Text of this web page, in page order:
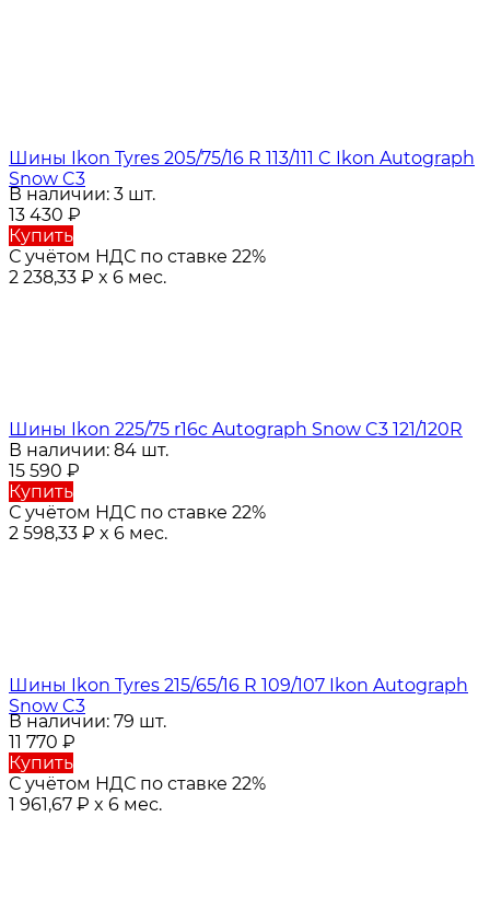
Шины Ikon Tyres 205/75/16 R 113/111 C Ikon Autograph
Snow C3
В наличии: 3 шт.
13 430 ₽
Купить
С учётом НДС по ставке 22%
2 238,33 ₽ x 6 мес.
Шины Ikon 225/75 r16c Autograph Snow C3 121/120R
В наличии: 84 шт.
15 590 ₽
Купить
С учётом НДС по ставке 22%
2 598,33 ₽ x 6 мес.
Шины Ikon Tyres 215/65/16 R 109/107 Ikon Autograph
Snow C3
В наличии: 79 шт.
11 770 ₽
Купить
С учётом НДС по ставке 22%
1 961,67 ₽ x 6 мес.